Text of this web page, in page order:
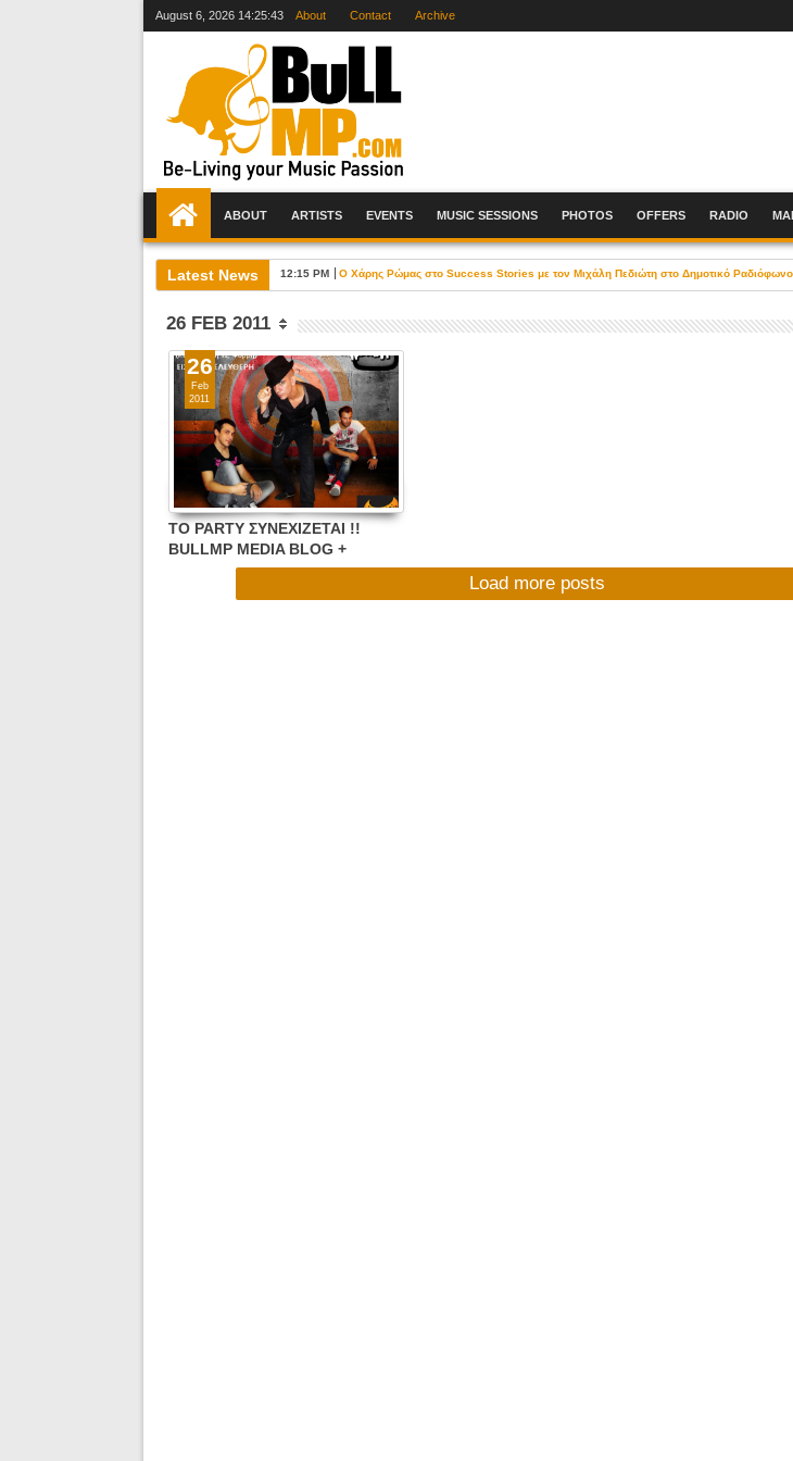
August 6, 2026 14:25:44 About Contact Archive
ABOUT ARTISTS EVENTS MUSIC SESSIONS PHOTOS OFFERS RADIO
Latest News 12:15 PM Ο Χάρης Ρώμας στο Success Stories με τον Μιχάλη Πεδιώτη στο Δημοτικό Ραδιόφωνο
26 FEB 2011
TO PARTY ΣΥΝΕΧΙΖΕΤΑΙ !!
BULLMP MEDIA BLOG +
WHITENOIZ@THE PARTY BAR -
26
Feb
2011
Load more posts